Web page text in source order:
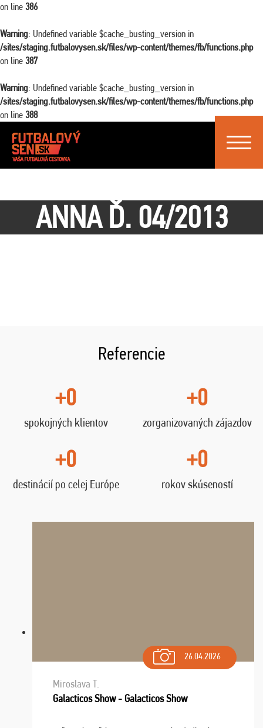
on line 386
Warning: Undefined variable $cache_busting_version in
/sites/staging.futbalovysen.sk/files/wp-content/themes/fb/functions.php
on line 387
Warning: Undefined variable $cache_busting_version in
/sites/staging.futbalovysen.sk/files/wp-content/themes/fb/functions.php
on line 388
Toggle
ANNA Ď. 04/2013
Referencie
+0
spokojných klientov
+0
zorganizovaných zájazdov
+0
destinácií po celej Európe
+0
rokov skúseností
26.04.2026
Miroslava T.
Galacticos Show - Galacticos Show